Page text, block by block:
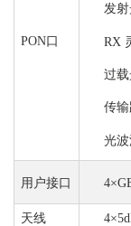
PON口
发
RX
过
传
光
用户接口
天线